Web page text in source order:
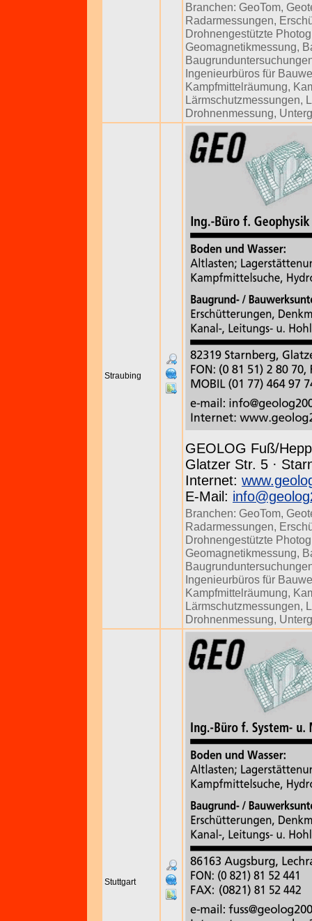
Branchen: GeoTom,
Radarmessungen,
Drohnengestützte
Geomagnetikmessung,
Ingenieurbüros für
Kampfmittelräumung,
Lärmschutzmessungen,
Drohnenmessung,
Straubing
GEOLOG Fuß/
Glatzer Str. 5 ·
Internet:
E-Mail:
Branchen: GeoTom,
Radarmessungen,
Drohnengestützte
Geomagnetikmessung,
Ingenieurbüros für
Kampfmittelräumung,
Lärmschutzmessungen,
Drohnenmessung,
Stuttgart